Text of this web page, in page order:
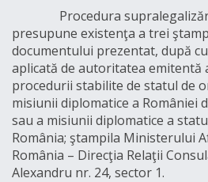
Procedura supralegalizării
presupune existenţa a trei
documentului prezentat, după
aplicată de autoritatea emitentă
procedurii stabilite de statul de
misiunii diplomatice a României
sau a misiunii diplomatice a
România; ştampila Ministerului
România – Direcţia Relaţii
Alexandru nr. 24, sector 1.